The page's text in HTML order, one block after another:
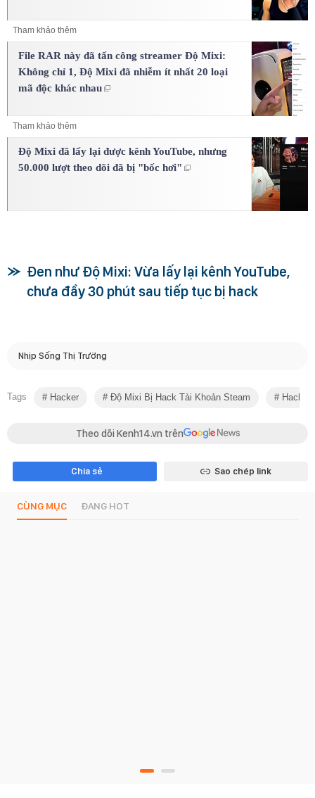
Tham khảo thêm
File RAR này đã tấn công streamer Độ Mixi:
Không chỉ 1, Độ Mixi đã nhiễm ít nhất 20 loại
mã độc khác nhau
Tham khảo thêm
Độ Mixi đã lấy lại được kênh YouTube, nhưng
50.000 lượt theo dõi đã bị "bốc hơi"
Đen như Độ Mixi: Vừa lấy lại kênh YouTube,
chưa đầy 30 phút sau tiếp tục bị hack
Nhịp Sống Thị Trường
Tags Hacker Độ Mixi Bị Hack Tài Khoản Steam Hack
Theo dõi Kenh14.vn trên
Chia sẻ Sao chép link
CÙNG MỤC ĐANG HOT